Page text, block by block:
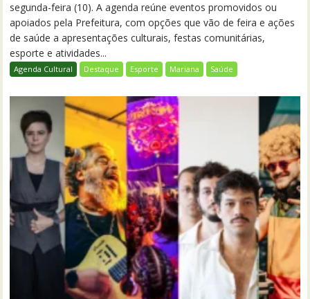
segunda-feira (10). A agenda reúne eventos promovidos ou
apoiados pela Prefeitura, com opções que vão de feira e ações
de saúde a apresentações culturais, festas comunitárias,
esporte e atividades...
Agenda Cultural Destaque Esporte Mariana Saúde